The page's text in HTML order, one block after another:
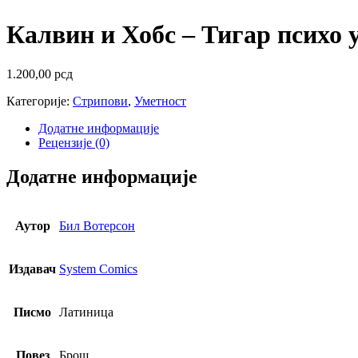
Калвин и Хобс – Тигар психо
1.200,00 рсд
Категорије: Стрипови, Уметност
Додатне информације
Рецензије (0)
Додатне информације
Аутор Бил Вотерсон
Издавач System Comics
Писмо Латиница
Повез Брош